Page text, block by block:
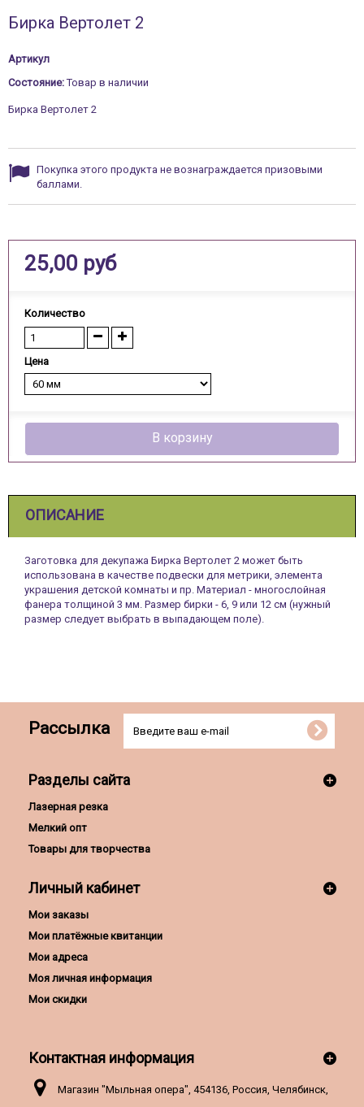
Бирка Вертолет 2
Артикул
Состояние: Товар в наличии
Бирка Вертолет 2
Покупка этого продукта не вознаграждается призовыми
баллами.
25,00 руб
Количество
Цена
В корзину
ОПИСАНИЕ
Заготовка для декупажа Бирка Вертолет 2 может быть
использована в качестве подвески для метрики, элемента
украшения детской комнаты и пр. Материал - многослойная
фанера толщиной 3 мм. Размер бирки - 6, 9 или 12 см (нужный
размер следует выбрать в выпадающем поле).
Рассылка
Разделы сайта
Лазерная резка
Мелкий опт
Товары для творчества
Личный кабинет
Мои заказы
Мои платёжные квитанции
Мои адреса
Моя личная информация
Мои скидки
Контактная информация
Магазин "Мыльная опера", 454136, Россия, Челябинск,